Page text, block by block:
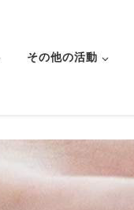
その他の活動